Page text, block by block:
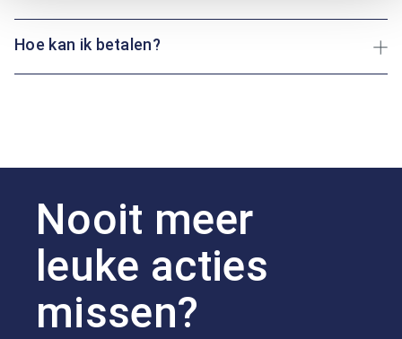
Hoe kan ik betalen?
Nooit meer
leuke acties
missen?